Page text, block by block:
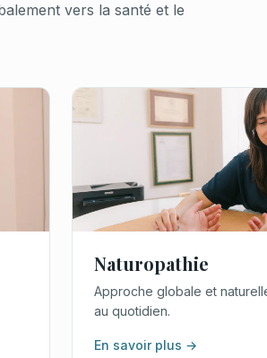
vers la santé et le
Naturopathie
Approche globale et
au quotidien.
En savoir plus →